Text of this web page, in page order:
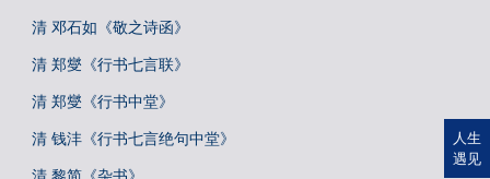
清 邓石如《敬之诗函》
清 郑燮《行书七言联》
清 郑燮《行书中堂》
清 钱沣《行书七言绝句中堂》
人生
遇见